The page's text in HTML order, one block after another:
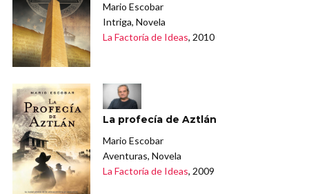
Mario Escobar
Intriga, Novela
La Factoría de Ideas, 2010
La profecía de Aztlán
Mario Escobar
Aventuras, Novela
La Factoría de Ideas, 2009